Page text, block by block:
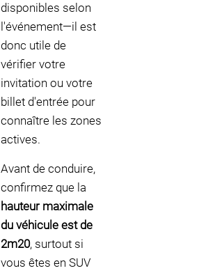
disponibles selon
l'événement—il est
donc utile de
vérifier votre
invitation ou votre
billet d'entrée pour
connaître les zones
actives.
Avant de conduire,
confirmez que la
hauteur maximale
du véhicule est de
2m20, surtout si
vous êtes en SUV